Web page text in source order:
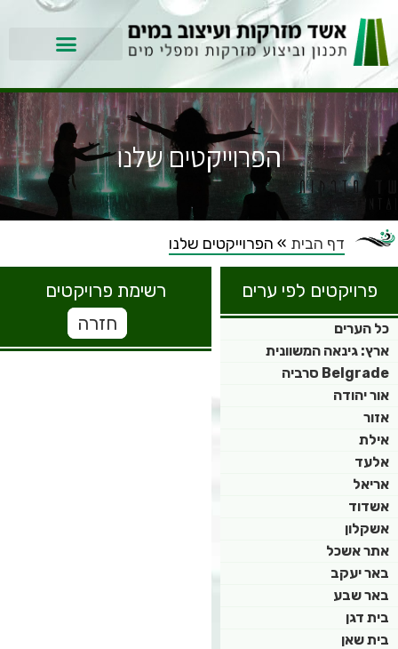
הפרוייקטים שלנו
דף הבית » הפרוייקטים שלנו
פרויקטים לפי ערים
כל הערים
ארץ: גינאה המשוונית
Belgrade סרביה
אור יהודה
אזור
אילת
אלעד
אריאל
אשדוד
אשקלון
אתר אשכל
באר יעקב
באר שבע
בית דגן
בית שאן
רשימת פרויקטים
חזרה